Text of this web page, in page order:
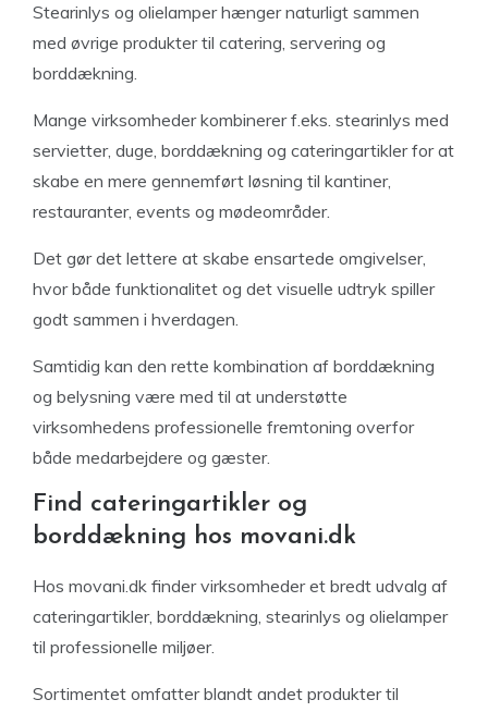
Stearinlys og olielamper hænger naturligt sammen
med øvrige produkter til catering, servering og
borddækning.
Mange virksomheder kombinerer f.eks. stearinlys med
servietter, duge, borddækning og cateringartikler for at
skabe en mere gennemført løsning til kantiner,
restauranter, events og mødeområder.
Det gør det lettere at skabe ensartede omgivelser,
hvor både funktionalitet og det visuelle udtryk spiller
godt sammen i hverdagen.
Samtidig kan den rette kombination af borddækning
og belysning være med til at understøtte
virksomhedens professionelle fremtoning overfor
både medarbejdere og gæster.
Find cateringartikler og
borddækning hos movani.dk
Hos movani.dk finder virksomheder et bredt udvalg af
cateringartikler, borddækning, stearinlys og olielamper
til professionelle miljøer.
Sortimentet omfatter blandt andet produkter til